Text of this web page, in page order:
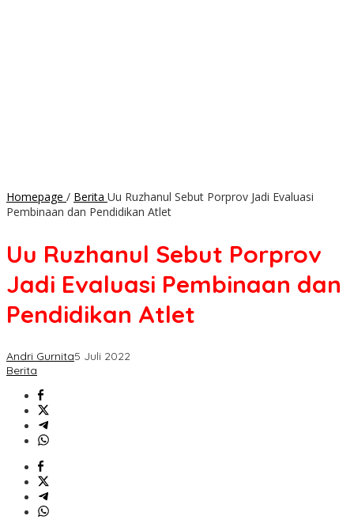
Homepage / Berita Uu Ruzhanul Sebut Porprov Jadi Evaluasi
Pembinaan dan Pendidikan Atlet
Uu Ruzhanul Sebut Porprov
Jadi Evaluasi Pembinaan dan
Pendidikan Atlet
Andri Gurnita5 Juli 2022
Berita